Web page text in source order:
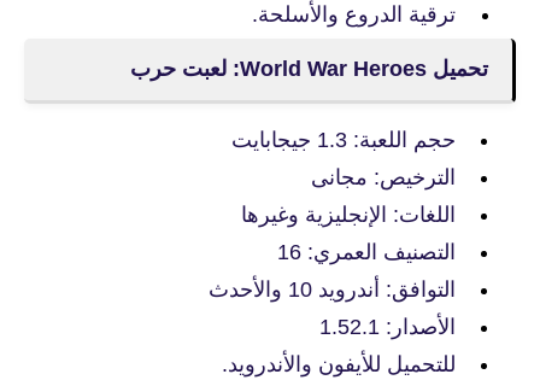
ترقية الدروع والأسلحة.
تحميل World War Heroes: لعبت حرب
حجم اللعبة: 1.3 جيجابايت
الترخيص: مجانى
اللغات: الإنجليزية وغيرها
التصنيف العمري: 16
التوافق: أندرويد 10 والأحدث
الأصدار: 1.52.1
للتحميل للأيفون والأندرويد.